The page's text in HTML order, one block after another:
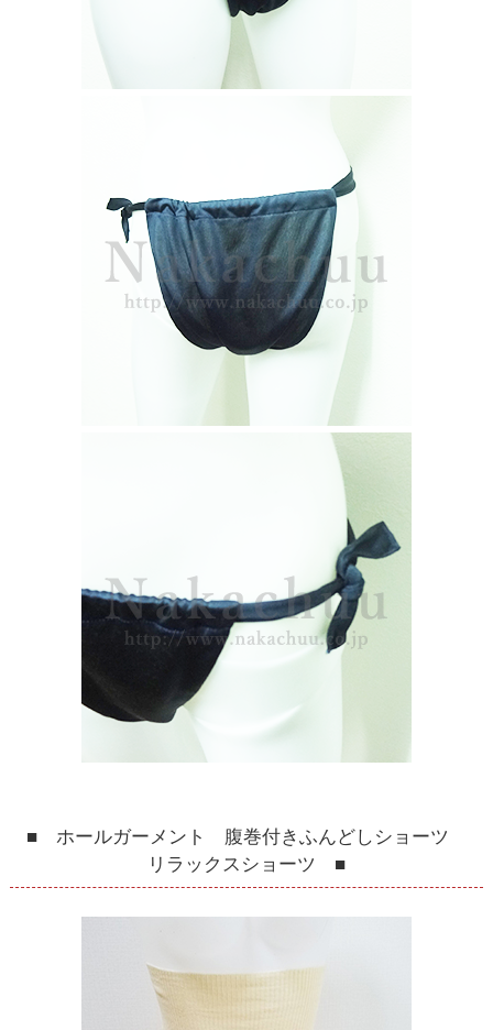
■ ホールガーメント 腹巻付きふんどしショーツ
リラックスショーツ ■